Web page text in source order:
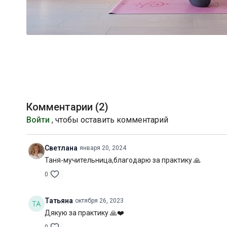
Комментарии (2)
Войти , чтобы оставить комментарий
Светлана января 20, 2024
Таня-мучительница,благодарю за практику 🙏
0
Татьяна октября 26, 2023
Дякую за практику 🙏❤️